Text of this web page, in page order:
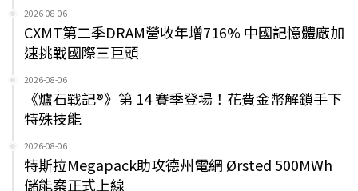
2026-08-06
CXMT第二季DRAM營收年增716% 中國記憶體廠加
速挑戰國際三巨頭
2026-08-06
《爐石戰記®》第 14 賽季登場！花費金幣解鎖手下
特殊技能
2026-08-06
特斯拉Megapack助攻德州電網 Ørsted 500MWh
儲能案正式上線